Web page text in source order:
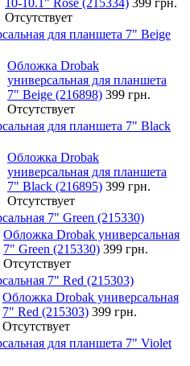
Отсутствует
для планшета 7" Beige
Обложка Drobak
универсальная для планшета
7" Beige (216898) 399 грн.
Отсутствует
для планшета 7" Black
Обложка Drobak
универсальная для планшета
7" Black (216895) 399 грн.
Отсутствует
7" Green (215330)
Обложка Drobak универсальная
7" Green (215330) 399 грн.
Отсутствует
7" Red (215303)
Обложка Drobak универсальная
7" Red (215303) 399 грн.
Отсутствует
для планшета 7" Violet